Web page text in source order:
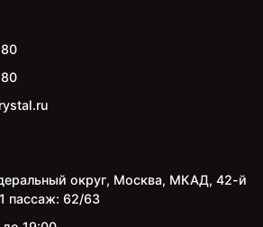
округ, Москва, МКАД, 42-й
пассаж: 62/63